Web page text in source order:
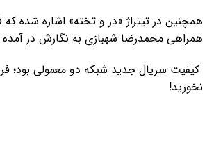
همچنین در تیتراژ «در و تخته» اشاره شده که
همراهی محمدرضا شهبازی به نگارش در
کیفیت سریال جدید شبکه دو معمولی بود؛
نخورید!